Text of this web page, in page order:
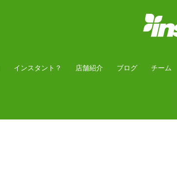
インスタント？ 店舗紹介 ブログ チーム